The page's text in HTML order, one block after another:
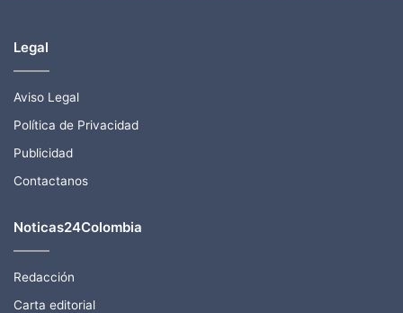
Legal
Aviso Legal
Política de Privacidad
Publicidad
Contactanos
Noticas24Colombia
Redacción
Carta editorial